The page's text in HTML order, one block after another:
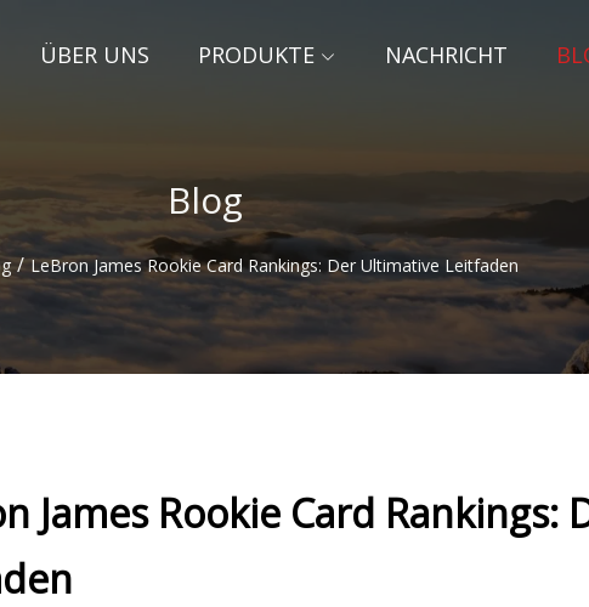
ÜBER UNS PRODUKTE NACHRICHT
Blog
/ LeBron James Rookie Card Rankings: Der Ultimative Leitfaden
James Rookie Card Rankings: